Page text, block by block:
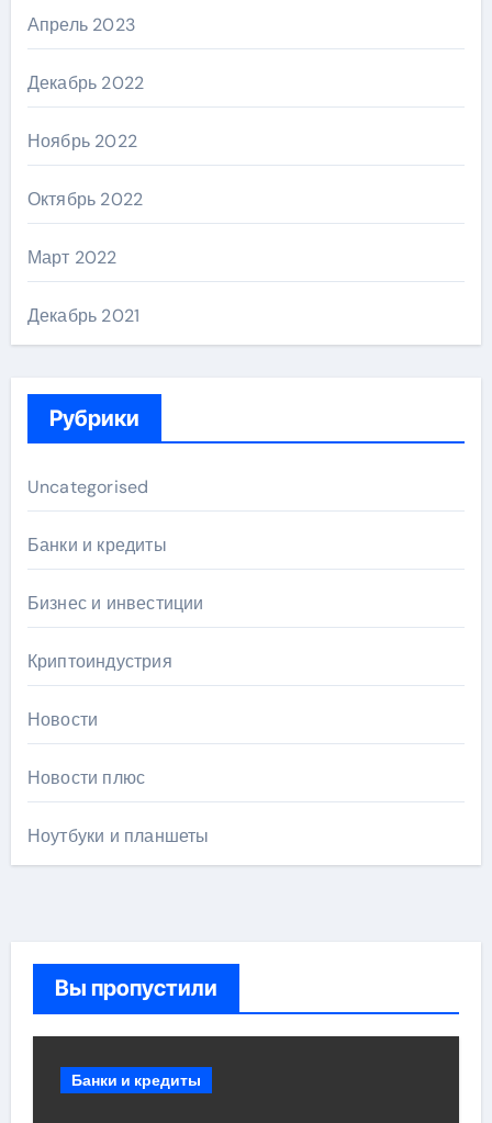
Апрель 2023
Декабрь 2022
Ноябрь 2022
Октябрь 2022
Март 2022
Декабрь 2021
Рубрики
Uncategorised
Банки и кредиты
Бизнес и инвестиции
Криптоиндустрия
Новости
Новости плюс
Ноутбуки и планшеты
Вы пропустили
Банки и кредиты